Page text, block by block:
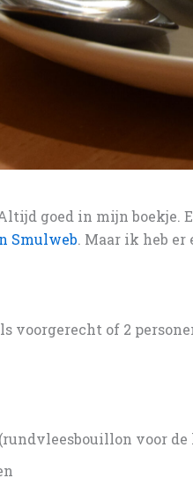
goed in mijn boekje.
Smulweb. Maar ik heb er
voorgerecht of 2
voor